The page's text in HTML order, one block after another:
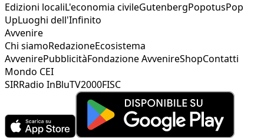
Edizioni localiL'economia civileGutenbergPopotusPop
UpLuoghi dell'Infinito
Avvenire
Chi siamoRedazioneEcosistema
AvvenirePubblicitàFondazione AvvenireShopContatti
Mondo CEI
SIRRadio InBluTV2000FISC